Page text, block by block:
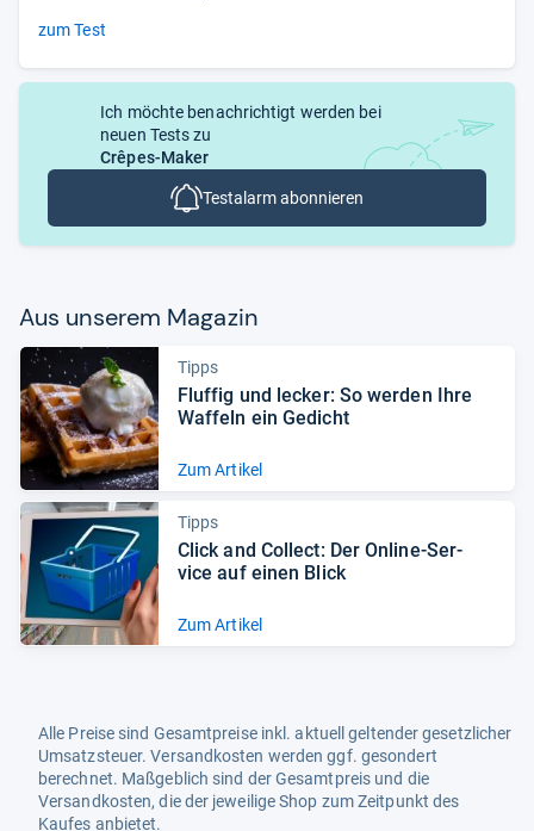
zum Test
Ich möchte benachrichtigt werden bei
neuen Tests zu
Crêpes-Maker
Testalarm abonnieren
Aus unse­rem Maga­zin
Tipps
Fluf­fig und lecker: So wer­den Ihre
Waf­feln ein Gedicht
Zum Artikel
Tipps
Click and Col­lect: Der Online-​Ser­
vice auf einen Blick
Zum Artikel
Alle Preise sind Gesamtpreise inkl. aktuell geltender gesetzlicher
Umsatzsteuer. Versandkosten werden ggf. gesondert
berechnet. Maßgeblich sind der Gesamtpreis und die
Versandkosten, die der jeweilige Shop zum Zeitpunkt des
Kaufes anbietet.